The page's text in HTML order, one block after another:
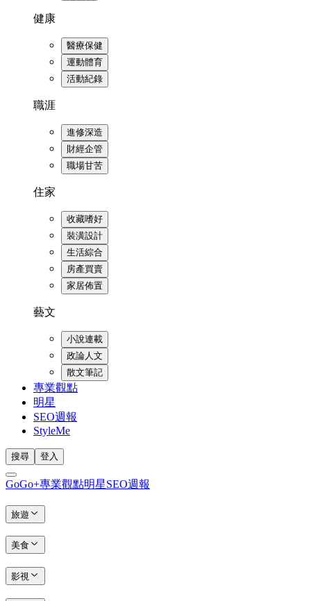
健康
醫療保健
運動體育
活動紀錄
職涯
進修深造
財經企管
職場甘苦
住家
收藏嗜好
裝潢設計
生活綜合
房產買賣
家居佈置
藝文
小說連載
政論人文
散文筆記
專業觀點
明星
SEO週報
StyleMe
搜尋 登入
GoGo+專業觀點明星SEO週報
旅遊
美食
影視